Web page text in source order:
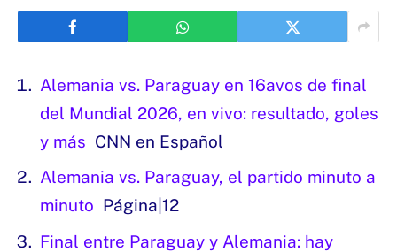
Alemania vs. Paraguay en 16avos de final
del Mundial 2026, en vivo: resultado, goles
y más CNN en Español
Alemania vs. Paraguay, el partido minuto a
minuto Página|12
Final entre Paraguay y Alemania: hay